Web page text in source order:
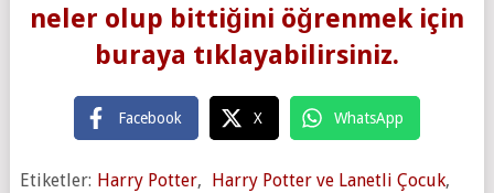
neler olup bittiğini öğrenmek için
buraya tıklayabilirsiniz.
Facebook X WhatsApp
Etiketler: Harry Potter, Harry Potter ve Lanetli Çocuk,